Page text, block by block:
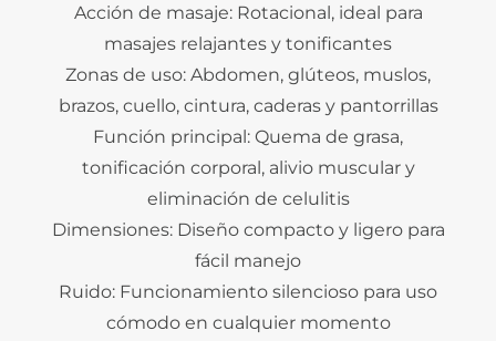
Acción de masaje: Rotacional, ideal para
masajes relajantes y tonificantes
Zonas de uso: Abdomen, glúteos, muslos,
brazos, cuello, cintura, caderas y pantorrillas
Función principal: Quema de grasa,
tonificación corporal, alivio muscular y
eliminación de celulitis
Dimensiones: Diseño compacto y ligero para
fácil manejo
Ruido: Funcionamiento silencioso para uso
cómodo en cualquier momento